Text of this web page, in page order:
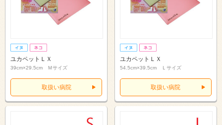
ユカペットＬＸ
39cm×29.5cm Ｍサイズ
取扱い病院
ユカペットＬＸ
54.5cm×39.5cm Ｌサイズ
取扱い病院